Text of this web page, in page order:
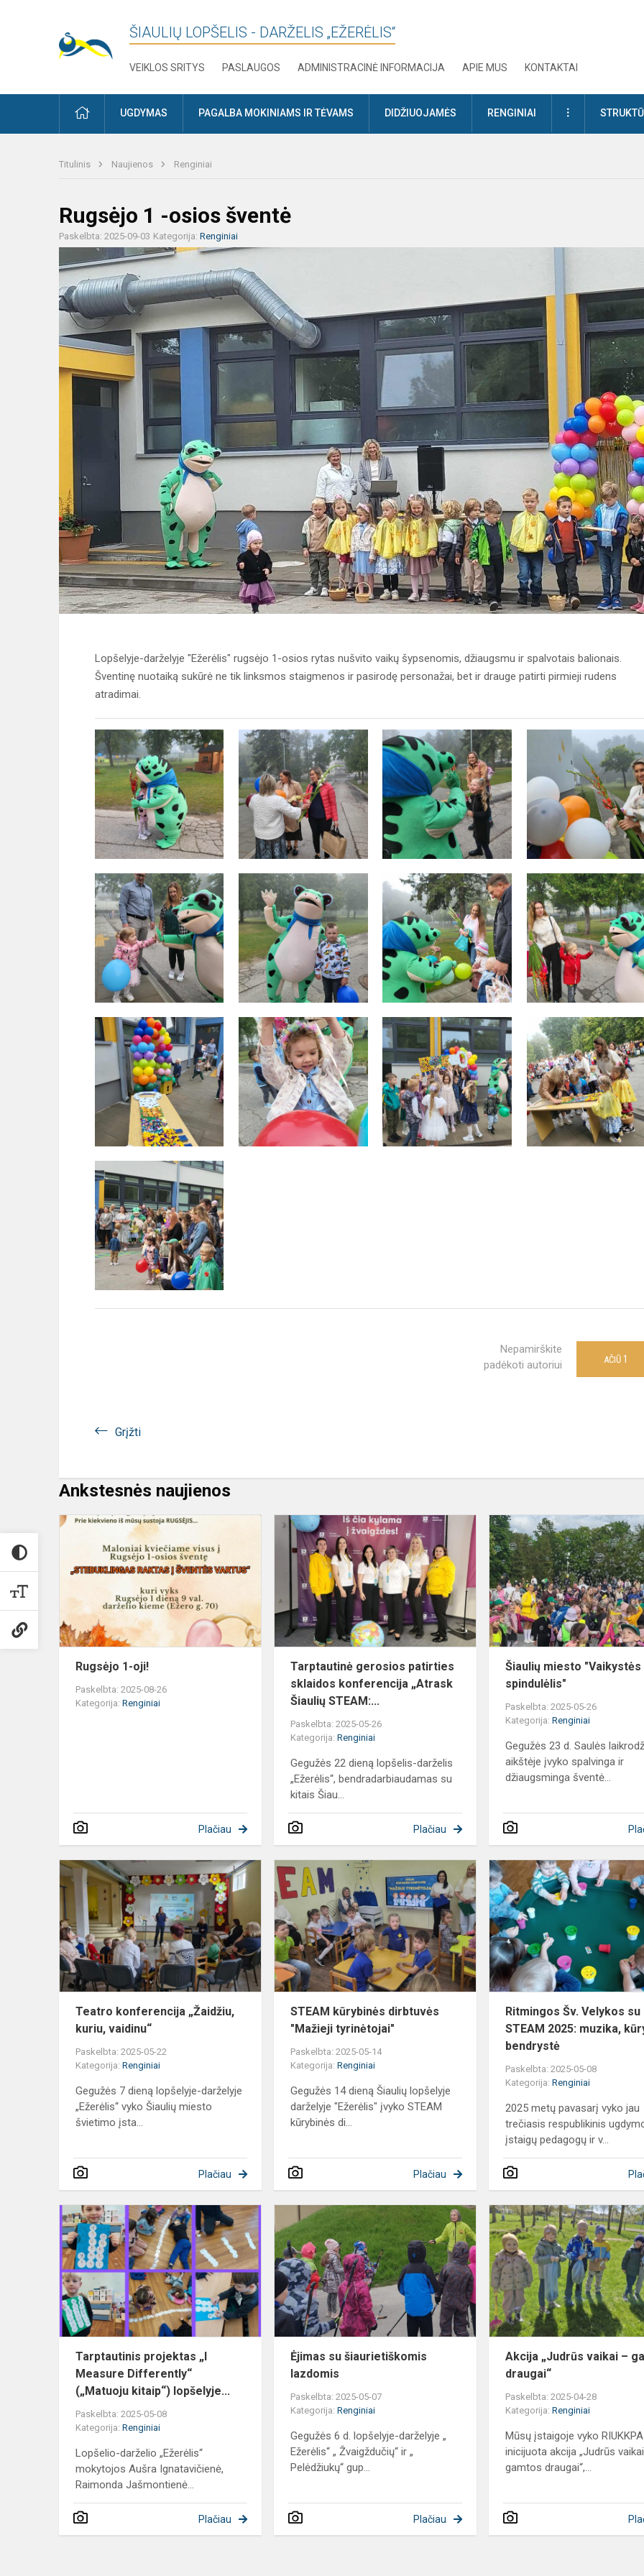
ŠIAULIŲ LOPŠELIS - DARŽELIS „EŽERĖLIS“
VEIKLOS SRITYS PASLAUGOS ADMINISTRACINĖ INFORMACIJA APIE MUS KONTAKTAI
PRADŽIAUGDYMAS PAGALBA MOKINIAMS IR TĖVAMS DIDŽIUOJAMĖS RENGINIAI DAUGIAU
Titulinis Naujienos Renginiai
Rugsėjo 1 -osios šventė
Paskelbta: 2025-09-03 Kategorija: Renginiai
Lopšelyje-darželyje "Ežerėlis" rugsėjo 1-osios rytas nušvito vaikų šypsenomis, džiaugsmu ir spalvotais balionais.
Šventinę nuotaiką sukūrė ne tik linksmos staigmenos ir pasirodę personažai, bet ir drauge patirti pirmieji rudens
atradimai.
Nepamirškite
padėkoti autoriui
AČIŪ 1
Grįžti
Ankstesnės naujienos
Rugsėjo
Rugsėjo 1-oji!
Paskelbta: 2025-08-26
Kategorija: Renginiai
Plačiau
Tarptautinė
gerosios
patirties
sklaidos
konferencija
„Atras...
Tarptautinė gerosios patirties
sklaidos konferencija „Atrask
Šiaulių STEAM:...
Paskelbta: 2025-05-26
Kategorija:Renginiai
Gegužės 22 dieną lopšelis-darželis
„Ežerėlis“, bendradarbiaudamas su
kitais Šiau...
Plačiau
Šiaulių miesto "Vaikystės
spindulėlis"
Paskelbta: 2025-05-26
Kategorija:Renginiai
Gegužės 23 d. Saulės
aikštėje įvyko spalvinga ir
džiaugsminga šventė...
Teatro
konferencija
„Žaidžiu,
kuriu,
vaidinu“
Teatro konferencija „Žaidžiu,
kuriu, vaidinu“
Paskelbta: 2025-05-22
Kategorija: Renginiai
Gegužės 7 dieną lopšelyje-darželyje
„Ežerėlis“ vyko Šiaulių miesto
švietimo įsta...
Plačiau
STEAM
kūrybinės
dirbtuvės
"Mažieji
tyrinėtojai"
STEAM kūrybinės dirbtuvės
"Mažieji tyrinėtojai"
Paskelbta: 2025-05-14
Kategorija:Renginiai
Gegužės 14 dieną Šiaulių lopšelyje
darželyje "Ežerėlis" įvyko STEAM
kūrybinės di...
Plačiau
Ritmingos Šv. Velykos su
STEAM 2025: muzika,
bendrystė
Paskelbta: 2025-05-08
Kategorija:Renginiai
2025 metų pavasarį vyko jau
trečiasis respublikinis
įstaigų pedagogų ir v...
Tarptautinis
projektas
Measure
Differently“
(„Matuoju
Tarptautinis projektas „I
Measure Differently“
(„Matuoju kitaip“) lopšelyje...
Paskelbta: 2025-05-08
Kategorija: Renginiai
Lopšelio-darželio „Ežerėlis“
mokytojos Aušra Ignatavičienė,
Raimonda Jašmontienė...
Plačiau
Ėjimas
šiaurietiškomis
lazdomis
Ėjimas su šiaurietiškomis
lazdomis
Paskelbta: 2025-05-07
Kategorija:Renginiai
Gegužės 6 d. lopšelyje-darželyje „
Ežerėlis“ „ Žvaigždučių“ ir „
Pelėdžiukų“ gup...
Plačiau
Akcija „Judrūs vaikai –
draugai“
Paskelbta: 2025-04-28
Kategorija:Renginiai
Mūsų įstaigoje vyko RIUKKPA
inicijuota akcija „Judrūs
gamtos draugai“,...